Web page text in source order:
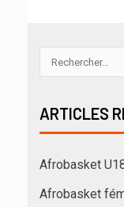
ARTICLES
Afrobasket
Afrobasket